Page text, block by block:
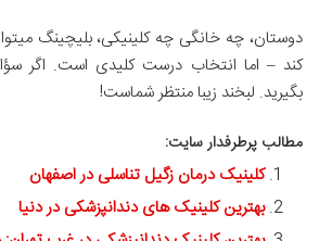
دوستان، چه خانگی چه کلینیکی، بلیچینگ
کند – اما انتخاب درست کلیدی است. اگر
بگیرید. لبخند زیبا منتظر شماست!
مطالب پرطرفدار سایت:
کلینیک درمان زگیل تناسلی در اصفهان
بهترین کلینیک های دندانپزشکی در دنیا